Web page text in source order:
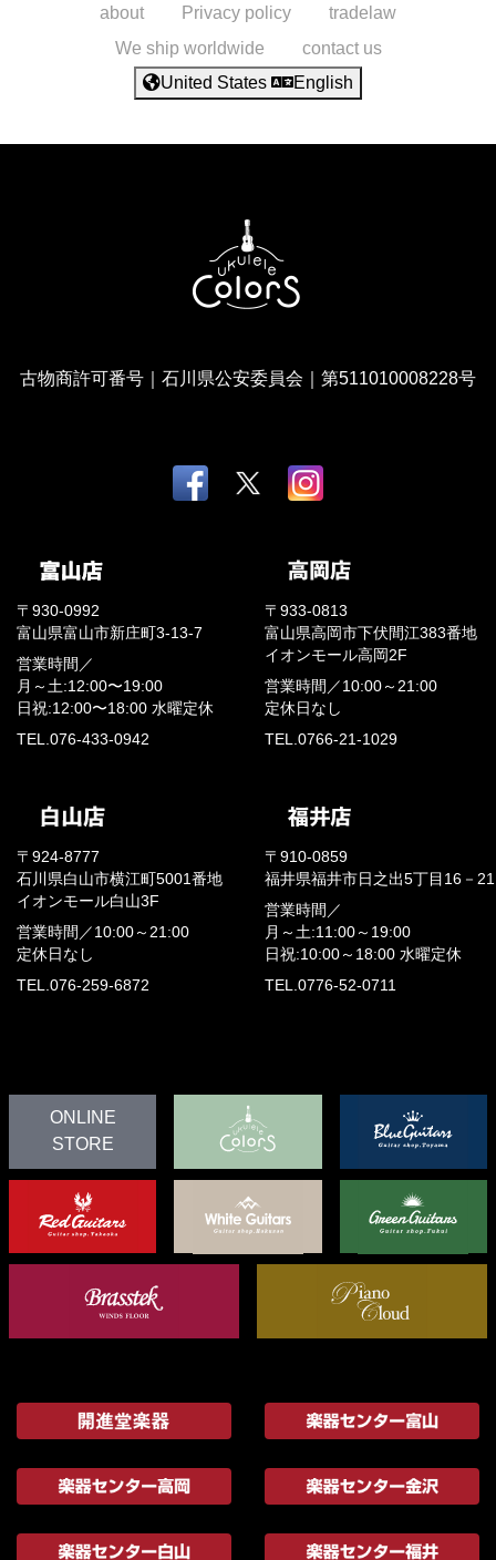
about Privacy policy
tradelaw
We ship worldwide
contact us
United States
English
古物商許可番号｜石川県公安委員会｜第511010008228号
〒930-0992
富山県富山市新庄町3-13-7
営業時間／
月～土:12:00〜19:00
日祝:12:00〜18:00 水曜定休
TEL.076-433-0942
〒933-0813
富山県高岡市下伏間江383番地
イオンモール高岡2F
営業時間／ 10:00～21:00
定休日なし
TEL.0766-21-1029
〒924-8777
石川県白山市横江町5001番地
イオンモール白山3F
営業時間／ 10:00～21:00
定休日なし
TEL.076-259-6872
〒910-0859
福井県福井市日之出5丁目16－21
営業時間／
月～土:11:00～19:00
日祝:10:00～18:00 水曜定休
TEL.0776-52-0711
ONLINE
STORE